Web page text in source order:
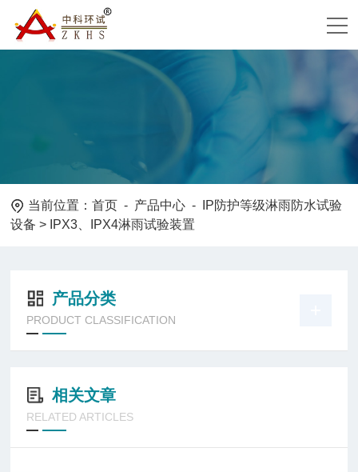
当前位置：首页 - 产品中心 -
IP防护等级淋雨防水试验
设备 > IPX3、IPX4淋雨试验装置
产品分类
PRODUCT CLASSIFICATION
相关文章
RELATED ARTICLES